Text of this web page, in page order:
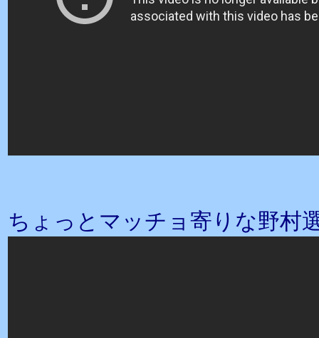
ちょっとマッチョ寄りな野村